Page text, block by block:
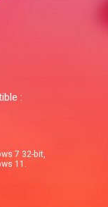
:
7 32-bit,
11.